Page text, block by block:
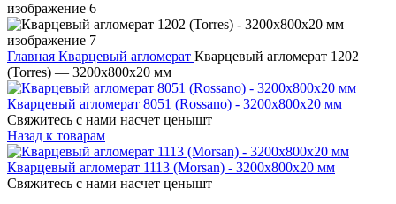
Главная Кварцевый агломерат Кварцевый агломерат 1202
(Torres) — 3200х800х20 мм
Кварцевый агломерат 8051 (Rossano) - 3200х800х20 мм
Свяжитесь с нами насчет ценышт
Назад к товарам
Кварцевый агломерат 1113 (Morsan) - 3200х800х20 мм
Свяжитесь с нами насчет ценышт